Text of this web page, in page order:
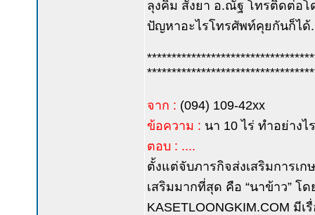
ลุงคิม สั่งยา อ.ณัฐ โทรติดต่อโ
ปัญหาอะไรโทรศัพท์คุยกันก็ได้
จาก : (094) 109-42xx
ข้อความ : นา 10 ไร่ ทำอย่างไ
ตอบ : ....
ตั้งแต่จับภารกิจส่งเสริมการเ
เสริมมากที่สุด คือ “นาข้าว” โ
KASETLOONGKIM.COM มี